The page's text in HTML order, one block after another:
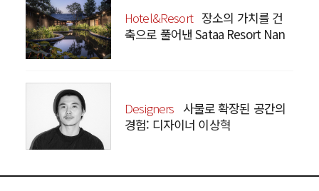
Hotel&Resort 장소의 가치를 건
축으로 풀어낸 Sataa Resort Nan
Designers 사물로 확장된 공간의
경험: 디자이너 이상혁